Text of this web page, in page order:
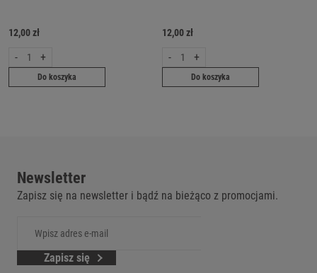
12,00 zł
- +
Do koszyka
12,00 zł
- +
Do koszyka
Newsletter
Zapisz się na newsletter i bądź na bieżąco z promocjami.
Zapisz się